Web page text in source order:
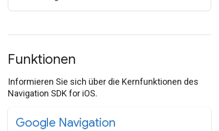
Funktionen
Informieren Sie sich über die Kernfunktionen des
Navigation SDK for iOS.
Google Navigation